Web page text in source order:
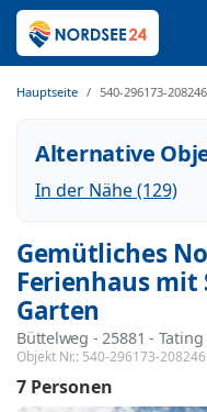
Hauptseite 540-296173-208246
Alternative
In der Nähe (129)
Gemütliches
Ferienhaus mit
Garten
Büttelweg - 25881 - Tating
Objekt Nr.: 540-296173-208246
7 Personen